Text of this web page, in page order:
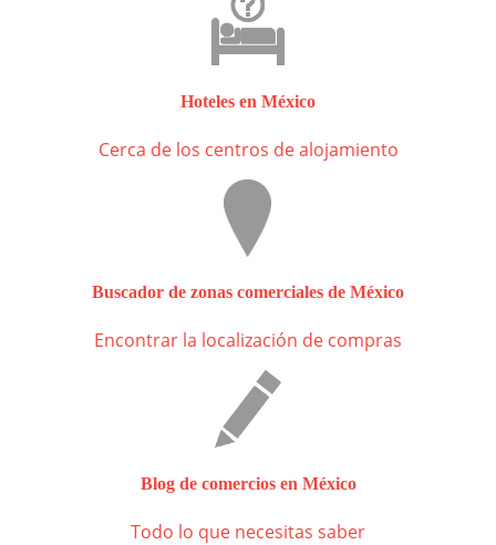
Hoteles en México
Cerca de los centros de alojamiento
Buscador de zonas comerciales de México
Encontrar la localización de compras
Blog de comercios en México
Todo lo que necesitas saber